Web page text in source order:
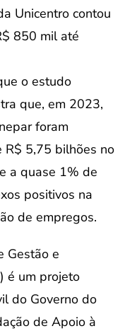
Unicentro contou
850 mil até
o estudo
que, em 2023,
foram
R$ 5,75 bilhões no
a quase 1% de
positivos na
de empregos.
Gestão e
é um projeto
do Governo do
de Apoio à